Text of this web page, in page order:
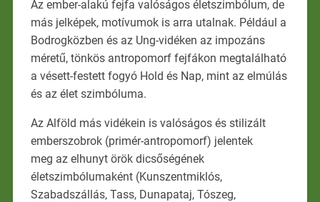
Az ember-alakú fejfa valóságos életszimbólum, de
más jelképek, motívumok is arra utalnak. Például a
Bodrogközben és az Ung-vidéken az impozáns
méretű, tönkös antropomorf fejfákon megtalálható
a vésett-festett fogyó Hold és Nap, mint az elmúlás
és az élet szimbóluma.
Az Alföld más vidékein is valóságos és stilizált
emberszobrok (primér-antropomorf) jelentek
meg az elhunyt örök dicsőségének
életszimbólumaként (Kunszentmiklós,
Szabadszállás, Tass, Dunapataj, Tószeg,